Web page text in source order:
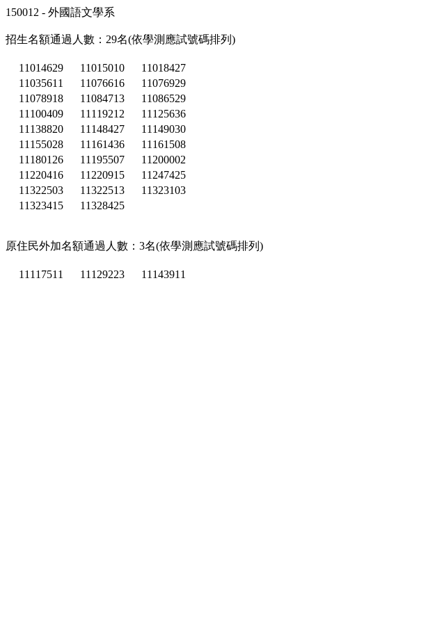
150012 - 外國語文學系
招生名額通過人數：29名(依學測應試號碼排列)
11014629 11015010
11018427
11035611
11076616
11076929
11078918
11084713
11086529
11100409
11119212
11125636
11138820
11148427
11149030
11155028
11161436
11161508
11180126
11195507
11200002
11220416
11220915
11247425
11322503
11322513
11323103
11323415
11328425
原住民外加名額通過人數：3名(依學測應試號碼排列)
11117511 11129223 11143911